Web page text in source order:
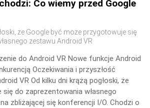
Co wiemy przed Google
że Google być może przygotowuje się
zestawu Android VR
do Android VR Nowe funkcje Android
Oczekiwania i przyszłość
VR Od kilku dni krążą pogłoski, że
do zaprezentowania własnego
zbliżającej się konferencji I/O. Chodzi o